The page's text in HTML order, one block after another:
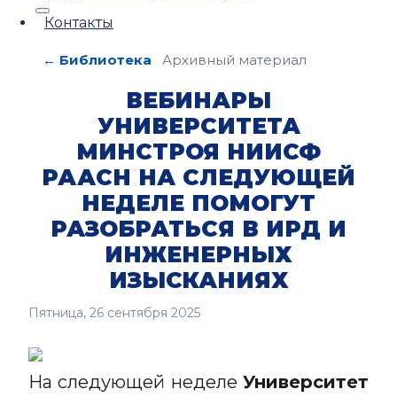
Контакты
← Библиотека Архивный материал
ВЕБИНАРЫ
УНИВЕРСИТЕТА
МИНСТРОЯ НИИСФ
РААСН НА СЛЕДУЮЩЕЙ
НЕДЕЛЕ ПОМОГУТ
РАЗОБРАТЬСЯ В ИРД И
ИНЖЕНЕРНЫХ
ИЗЫСКАНИЯХ
Пятница, 26 сентября 2025
На следующей неделе Университет